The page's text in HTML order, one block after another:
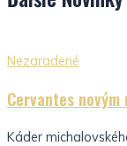
Nezaradené
Cervantes novým
Káder